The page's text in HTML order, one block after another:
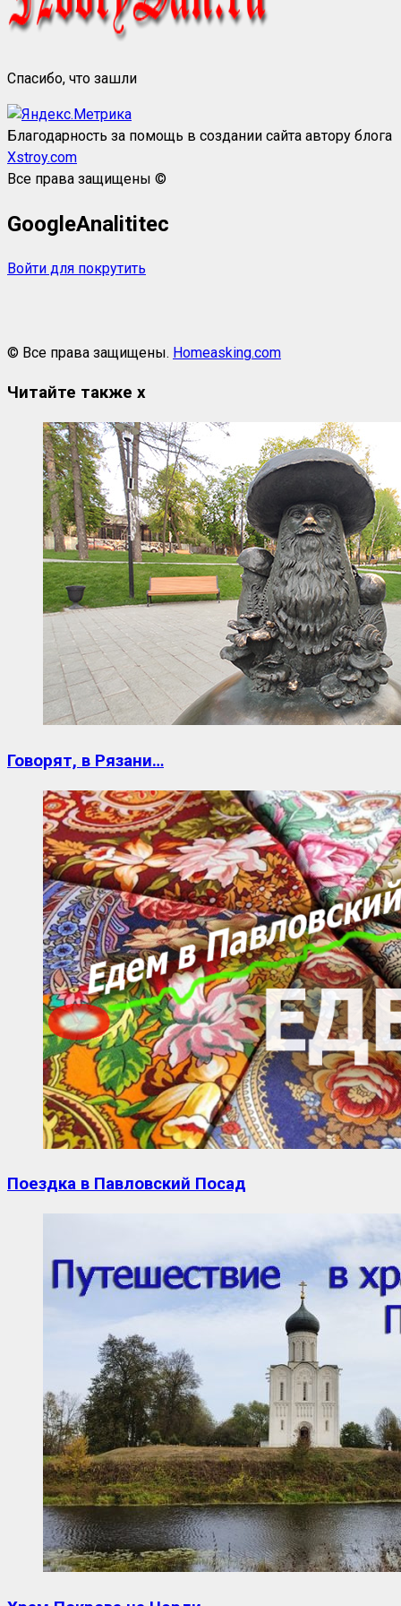
Спасибо, что зашли
Благодарность за помощь в создании сайта автору блога
Xstroy.com
Все права защищены ©
GoogleAnalititec
Войти для покрутить
© Все права защищены. Homeasking.com
Читайте также x
Говорят, в Рязани…
Поездка в Павловский Посад